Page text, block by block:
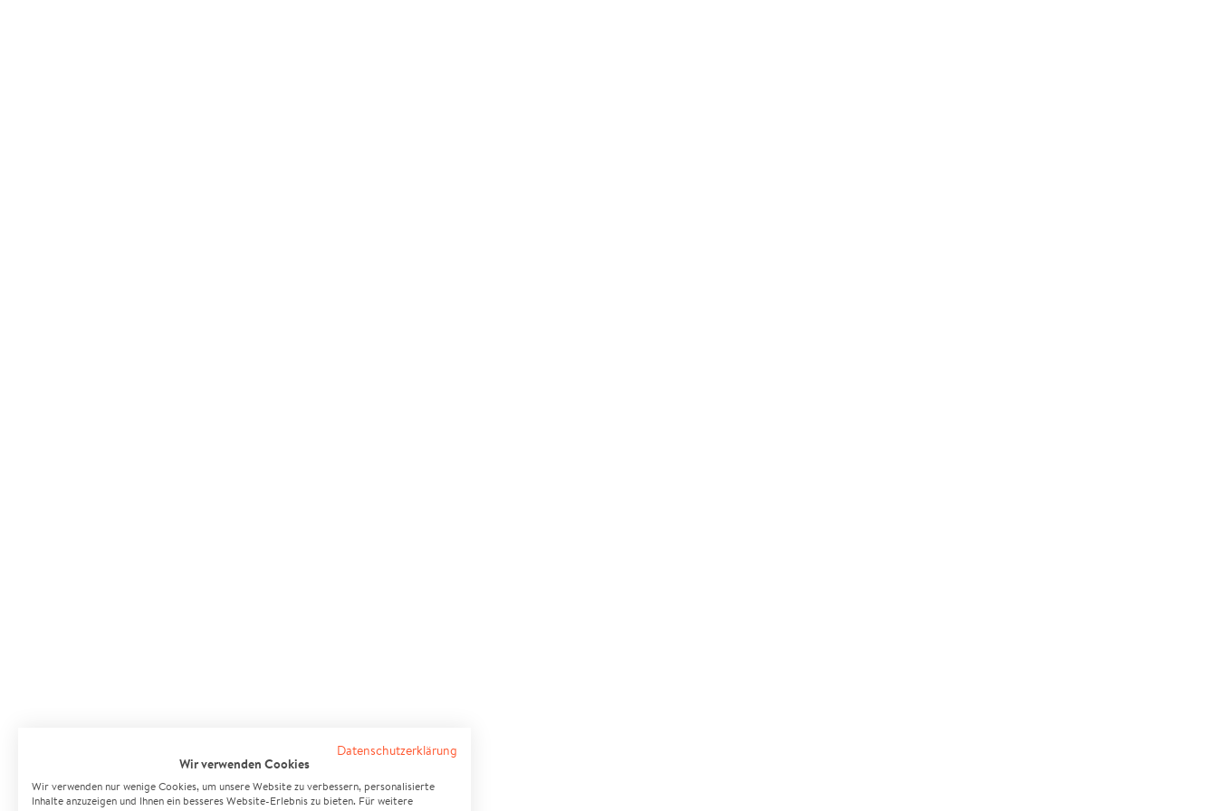
Datenschutzerklärung
Wir verwenden Cookies
Wir verwenden nur wenige Cookies, um unsere Website zu verbessern, personalisierte
Inhalte anzuzeigen und Ihnen ein besseres Website-Erlebnis zu bieten. Für weitere